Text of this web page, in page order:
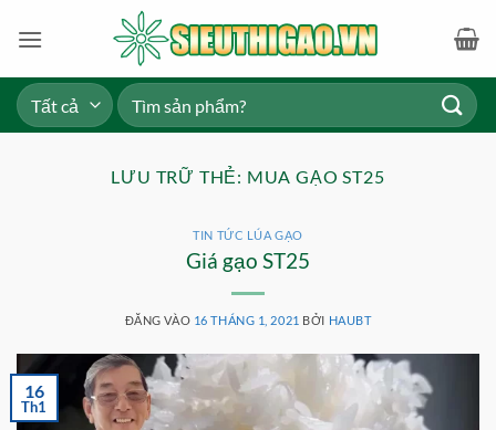
qua
dung
Tìm
kiếm:
LƯU TRỮ THẺ: MUA GẠO ST25
TIN TỨC LÚA GẠO
Giá gạo ST25
ĐĂNG VÀO 16 THÁNG 1, 2021 BỞI HAUBT
16
Th1